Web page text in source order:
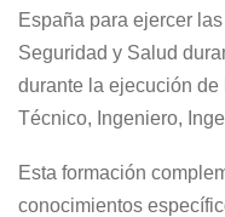
España para ejercer
Seguridad y Salud
durante la ejecución de
Técnico, Ingeniero,
Esta formación
conocimientos